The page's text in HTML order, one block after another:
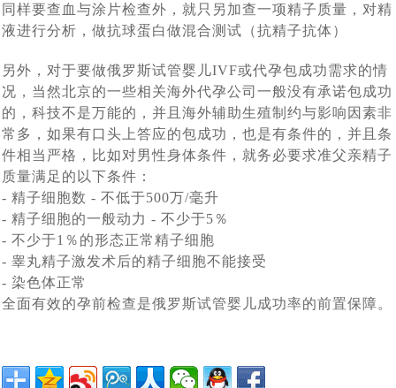
24]做俄罗斯DY代怀孕妈有什么约束与处罚吗_律师解读
[2022-08-17]
国家杜马一读是否禁止有关向外国公民和无国籍人士在俄
罗斯提供代孕服务的法案——结论再议 [2022-08-12]
俄罗斯DY费用这么高，代妈又能得到多呢，三个俄罗斯
DY妈妈代怀孕的故事（三） [2022-08-11]
三个俄罗斯DY妈妈代怀孕的故事，俄罗斯女人为什么要给
别人生孩子（二） [2022-08-10]
不是自己的孩子，俄罗斯女人为什么要给别人生孩子 （三
个代怀孕DY妈妈的故事） [2022-08-09]
7月25日，今天是世界试管儿童日：试管婴儿与自然受孕
孩子没有什么区别 [2022-07-25]
战火下的乌克兰代怀孕妈妈，不是在医院防空洞里，就是
在逃亡的路上 [2022-04-27]
3岁患视网膜母细胞瘤女童离世事件引关注，俄罗斯第三
代试管技术为生育计划保驾护航 [2022-01-17]
不通过：杜马提案新进展，有关禁止外籍人员在俄代怀怀
孕法案未被杜马接受 [2021-12-31]
唐氏综合征的终结者——俄罗斯第三代试管婴儿技术，生
个健康宝宝有保障 [2021-12-22]
印度70岁老人通过试管婴儿生下一儿子，成为世界上最高
径，但比较靠谱_俄罗斯K+31生殖专家介绍 [2021-09-22]
首例“遗留冻胚”吃官司，4老人夺回遗留胚胎“产子”，可选
同样要查血与涂片检查外，就只另加查一项精子质量，对精
液进行分析，做抗球蛋白做混合测试（抗精子抗体）
另外，对于要做俄罗斯试管婴儿IVF或代孕包成功需求的情
况，当然北京的一些相关海外代孕公司一般没有承诺包成功
的，科技不是万能的，并且海外辅助生殖制约与影响因素非
常多，如果有口头上答应的包成功，也是有条件的，并且条
件相当严格，比如对男性身体条件，就务必要求准父亲精子
质量满足的以下条件：
-精子细胞数 - 不低于500万/毫升
-精子细胞的一般动力 - 不少于5％
-不少于1％的形态正常精子细胞
-睾丸精子激发术后的精子细胞不能接受
-染色体正常
全面有效的孕前检查是俄罗斯试管婴儿成功率的前置保障。